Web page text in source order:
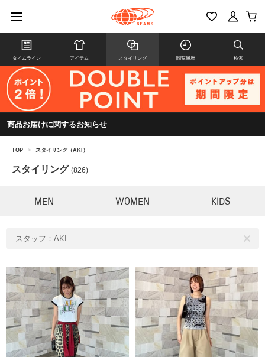
タイムライン アイテム スタイリング 閲覧履歴 検索
商品お届けに関するお知らせ
TOP > スタイリング（AKI）
スタイリング (826)
MEN WOMEN KIDS
スタッフ：AKI